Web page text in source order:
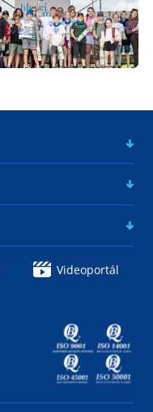
Videoportál